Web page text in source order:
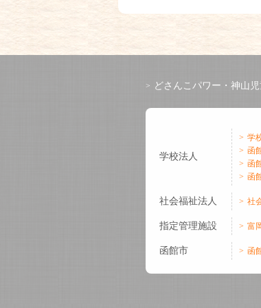
どさんこパワー・神山
学校法人
学
函
函
函
社会福祉法人 社
指定管理施設 富
函館市 函